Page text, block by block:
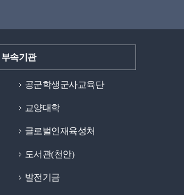
부속기관
공군학생군사교육단
교양대학
글로벌인재육성처
도서관(천안)
발전기금